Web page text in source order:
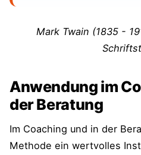
Mark Twain (1835 -
Anwendung im
der Beratung
Im Coaching und in der
Methode ein wertvolles